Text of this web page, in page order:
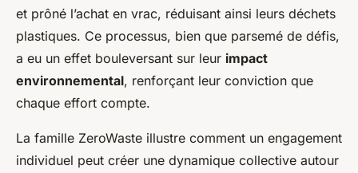
et prôné l’achat en vrac, réduisant ainsi leurs déchets
plastiques. Ce processus, bien que parsemé de défis,
a eu un effet bouleversant sur leur impact
environnemental, renforçant leur conviction que
chaque effort compte.
La famille ZeroWaste illustre comment un engagement
individuel peut créer une dynamique collective autour